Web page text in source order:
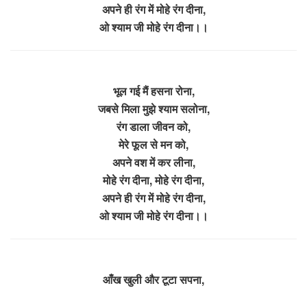
अपने ही रंग में मोहे रंग दीना,
ओ श्याम जी मोहे रंग दीना।।
भूल गई मैं हसना रोना,
जबसे मिला मुझे श्याम सलोना,
रंग डाला जीवन को,
मेरे फूल से मन को,
अपने वश में कर लीना,
मोहे रंग दीना, मोहे रंग दीना,
अपने ही रंग में मोहे रंग दीना,
ओ श्याम जी मोहे रंग दीना।।
आँख खुली और टूटा सपना,